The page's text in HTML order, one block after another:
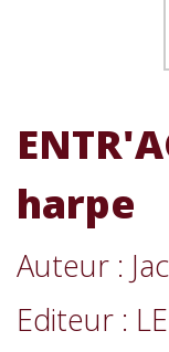
harpe
Auteur :
Editeur :